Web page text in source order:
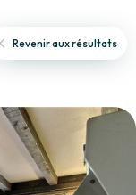
Revenir aux résultats